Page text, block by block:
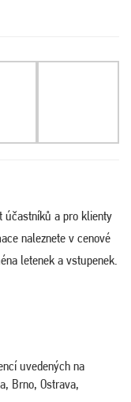
účastníků a pro klienty
naleznete v cenové
letenek a vstupenek.
uvedených na
Brno, Ostrava,